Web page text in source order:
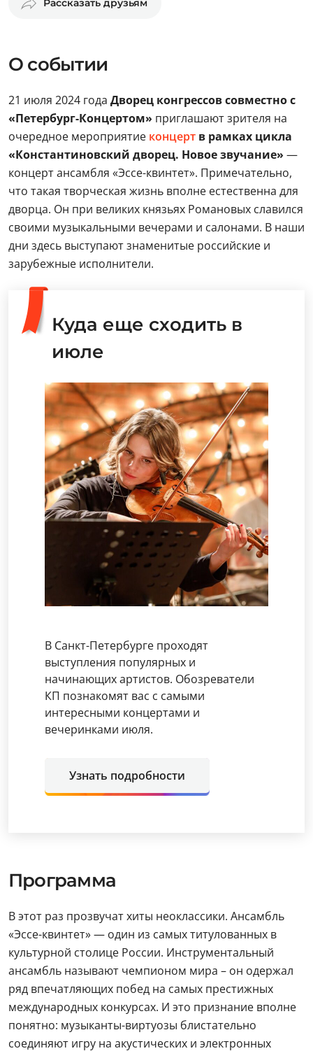
Рассказать друзьям
О событии
21 июля 2024 года Дворец конгрессовсовместно с
«Петербург-Концертом» приглашают зрителя на
очередное мероприятие концерт в рамках цикла
«Константиновский дворец. Новое звучание» —
концерт ансамбля «Эссе-квинтет». Примечательно,
что такая творческая жизнь вполне естественна для
дворца. Он при великих князьях Романовых славился
своими музыкальными вечерами и салонами. В наши
дни здесь выступают знаменитые российские и
зарубежные исполнители.
Куда еще сходить в
июле
В Санкт-Петербурге проходят
выступления популярных и
начинающих артистов. Обозреватели
КП познакомят вас с самыми
интересными концертами и
вечеринками июля.
Узнать подробности
Программа
В этот раз прозвучат хиты неоклассики. Ансамбль
«Эссе-квинтет» — один из самых титулованных в
культурной столице России. Инструментальный
ансамбль называют чемпионом мира – он одержал
ряд впечатляющих побед на самых престижных
международных конкурсах. И это признание вполне
понятно: музыканты-виртуозы блистательно
соединяют игру на акустических и электронных